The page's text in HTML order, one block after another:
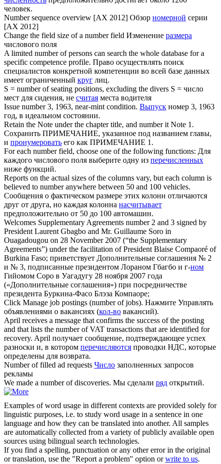
человек.
Numbersequence overview [AX 2012] Обзор номерной серии
[AX 2012]
Change the field size of a numberfield Изменение размера
числового поля
A limited numberof persons can search the whole database for a
specific competence profile. Право осуществлять поиск
специалистов конкретной компетенции во всей базе данных
имеет ограниченный круг лиц.
S = numberof seating positions, excluding the divers S = число
мест для сидения, не считая места водителя
Issue number3, 1963, near-mint condition. Выпуск номер 3, 1963
год, в идеальном состоянии.
Retain the Note under the chapter title, and numberit Note 1.
Сохранить ПРИМЕЧАНИЕ, указанное под названием главы,
и пронумеровать его как ПРИМЕЧАНИЕ 1.
For each numberfield, choose one of the following functions: Для
каждого числового поля выберите одну из перечисленных
ниже функций.
Reports on the actual sizes of the columns vary, but each column is
believed to numberanywhere between 50 and 100 vehicles.
Сообщения о фактическом размере этих колонн отличаются
друг от друга, но каждая колонна насчитывает
предположительно от 50 до 100 автомашин.
Welcomes Supplementary Agreements number2 and 3 signed by
President Laurent Gbagbo and Mr. Guillaume Soro in
Ouagadougou on 28 November 2007 (“the Supplementary
Agreements”) under the facilitation of President Blaise Compaoré of
Burkina Faso; приветствует Дополнительные соглашения № 2
и № 3, подписанные президентом Лораном Гбагбо и г-ном
Гийомом Соро в Уагадугу 28 ноября 2007 года
(«Дополнительные соглашения») при посредничестве
президента Буркина-Фасо Блэза Компаоре;
Click Manage job postings (numberof jobs). Нажмите Управлять
объявлениями о вакансиях (кол-во вакансий).
April receives a message that confirms the success of the posting
and that lists the numberof VAT transactions that are identified for
recovery. April получает сообщение, подтверждающее успех
разноски и, в котором перечисляются проводки НДС, которые
определены для возврата.
Numberof filled ad requests Число заполненных запросов
рекламы
We made a numberof discoveries. Мы сделали ряд открытий.
Examples of word usage in different contexts are provided solely for
linguistic purposes, i.e. to study word usage in a sentence in one
language and how they can be translated into another. All samples
are automatically collected from a variety of publicly available open
sources using bilingual search technologies.
If you find a spelling, punctuation or any other error in the original
or translation, use the "Report a problem" option orwrite to us.